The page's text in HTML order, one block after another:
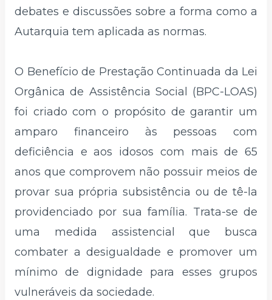
debates e discussões sobre a forma como a
Autarquia tem aplicada as normas.
O Benefício de Prestação Continuada da Lei
Orgânica de Assistência Social (BPC-LOAS)
foi criado com o propósito de garantir um
amparo financeiro às pessoas com
deficiência e aos idosos com mais de 65
anos que comprovem não possuir meios de
provar sua própria subsistência ou de tê-la
providenciado por sua família. Trata-se de
uma medida assistencial que busca
combater a desigualdade e promover um
mínimo de dignidade para esses grupos
vulneráveis da sociedade.